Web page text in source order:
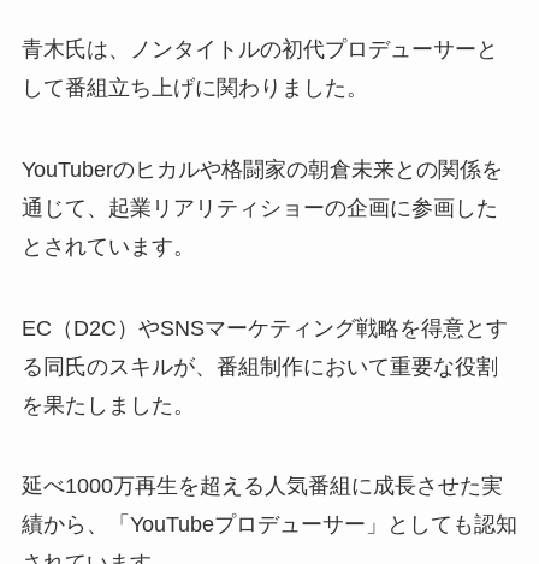
青木氏は、ノンタイトルの初代プロデューサーと
して番組立ち上げに関わりました。
YouTuberのヒカルや格闘家の朝倉未来との関係を
通じて、起業リアリティショーの企画に参画した
とされています。
EC（D2C）やSNSマーケティング戦略を得意とす
る同氏のスキルが、番組制作において重要な役割
を果たしました。
延べ1000万再生を超える人気番組に成長させた実
績から、「YouTubeプロデューサー」としても認知